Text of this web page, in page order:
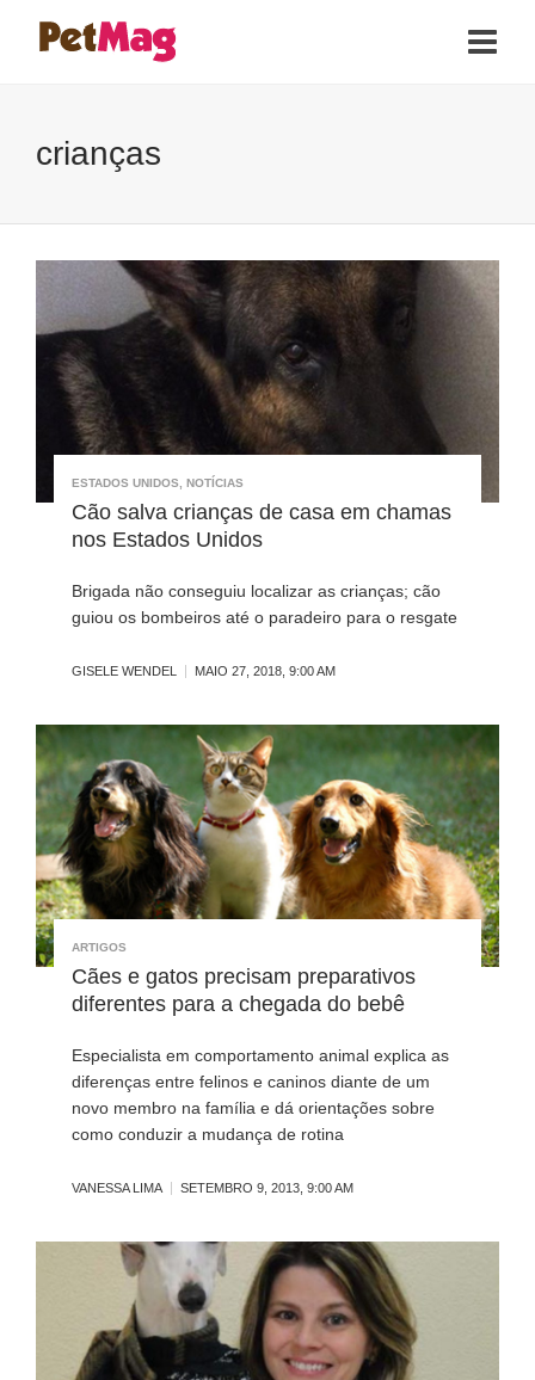
crianças
ESTADOS UNIDOS, NOTÍCIAS
Cão salva crianças de casa em chamas
nos Estados Unidos
Brigada não conseguiu localizar as crianças; cão
guiou os bombeiros até o paradeiro para o resgate
GISELE WENDEL MAIO 27, 2018, 9:00 AM
ARTIGOS
Cães e gatos precisam preparativos
diferentes para a chegada do bebê
Especialista em comportamento animal explica as
diferenças entre felinos e caninos diante de um
novo membro na família e dá orientações sobre
como conduzir a mudança de rotina
VANESSA LIMA SETEMBRO 9, 2013, 9:00 AM